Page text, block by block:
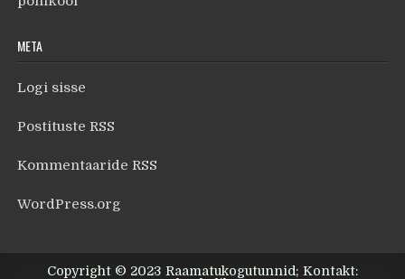
META
Logi sisse
Postituste RSS
Kommentaaride RSS
WordPress.org
Copyright © 2023 Raamatukogutunnid; Kontakt: